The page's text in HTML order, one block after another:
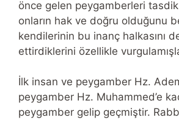
önce gelen peygamberleri
onların hak ve doğru olduğunu
kendilerinin bu inanç halkasını
ettirdiklerini özellikle
İlk insan ve peygamber Hz.
peygamber Hz. Muhammed’e
peygamber gelip geçmiştir.